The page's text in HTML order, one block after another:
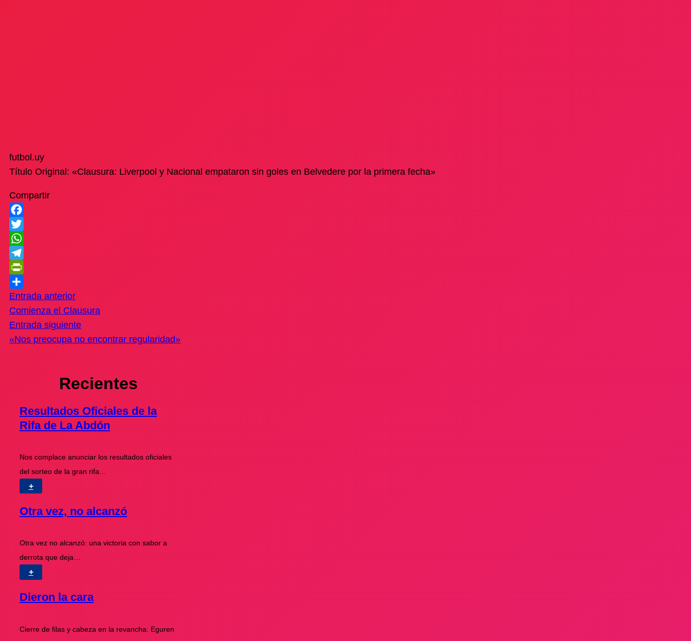
futbol.uy
Título Original: «Clausura: Liverpool y Nacional empataron sin goles en Belvedere por la primera fecha»
Compartir
Facebook
Twitter
WhatsApp
Telegram
PrintFriendly
Compartir
Entrada anterior
Comienza el Clausura
Entrada siguiente
«Nos preocupa no encontrar regularidad»
Recientes
Resultados Oficiales de la
Rifa de La Abdón
Nos complace anunciar los resultados oficiales
del sorteo de la gran rifa…
+
Otra vez, no alcanzó
Otra vez no alcanzó: una victoria con sabor a
derrota que deja…
+
Dieron la cara
Cierre de filas y cabeza en la revancha: Eguren